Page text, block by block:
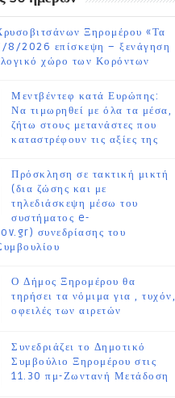
Ξηρομέρου «Τα
8/2026 επίσκεψη – ξενάγηση
χώρο των Κορόντων
Μεντβέντεφ κατά Ευρώπης:
Να τιμωρηθεί με όλα τα μέσα,
ζήτω στους μετανάστες που
καταστρέφουν τις αξίες της
Πρόσκληση σε τακτική μικτή
(δια ζώσης και με
τηλεδιάσκεψη μέσω του
συστήματος e-
συνεδρίασης του
Ο Δήμος Ξηρομέρου θα
τηρήσει τα νόμιμα για , τυχόν,
οφειλές των αιρετών
Συνεδριάζει το Δημοτικό
Συμβούλιο Ξηρομέρου στις
11.30 πμ-Ζωντανή Μετάδοση